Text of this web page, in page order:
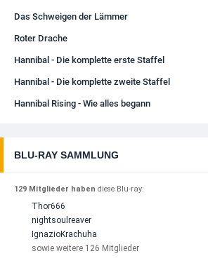
Das Schweigen der Lämmer
Roter Drache
Hannibal - Die komplette erste Staffel
Hannibal - Die komplette zweite Staffel
Hannibal Rising - Wie alles begann
BLU-RAY SAMMLUNG
129 Mitglieder haben diese Blu-ray:
Thor666
nightsoulreaver
IgnazioKrachuha
sowie weitere 126 Mitglieder